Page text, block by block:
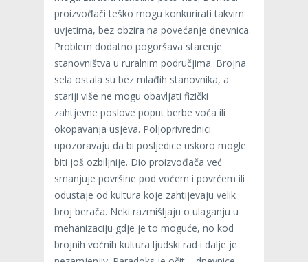
proizvođači teško mogu konkurirati takvim
uvjetima, bez obzira na povećanje dnevnica.
Problem dodatno pogoršava starenje
stanovništva u ruralnim područjima. Brojna
sela ostala su bez mlađih stanovnika, a
stariji više ne mogu obavljati fizički
zahtjevne poslove poput berbe voća ili
okopavanja usjeva. Poljoprivrednici
upozoravaju da bi posljedice uskoro mogle
biti još ozbiljnije. Dio proizvođača već
smanjuje površine pod voćem i povrćem ili
odustaje od kultura koje zahtijevaju velik
broj berača. Neki razmišljaju o ulaganju u
mehanizaciju gdje je to moguće, no kod
brojnih voćnih kultura ljudski rad i dalje je